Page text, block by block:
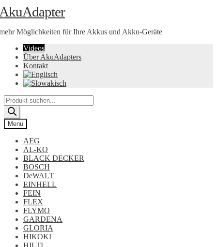
Zur
Navigation
Zum
Inhalt
Möglichkeiten für Ihre Akkus und Akku-Geräte
Videos
Über AkuAdapters
Kontakt
Products
search
Menü
AEG
AL-KO
BLACK DECKER
BOSCH
DeWALT
EINHELL
FEIN
FLEX
FLYMO
GARDENA
GLORIA
HIKOKI
HILTI